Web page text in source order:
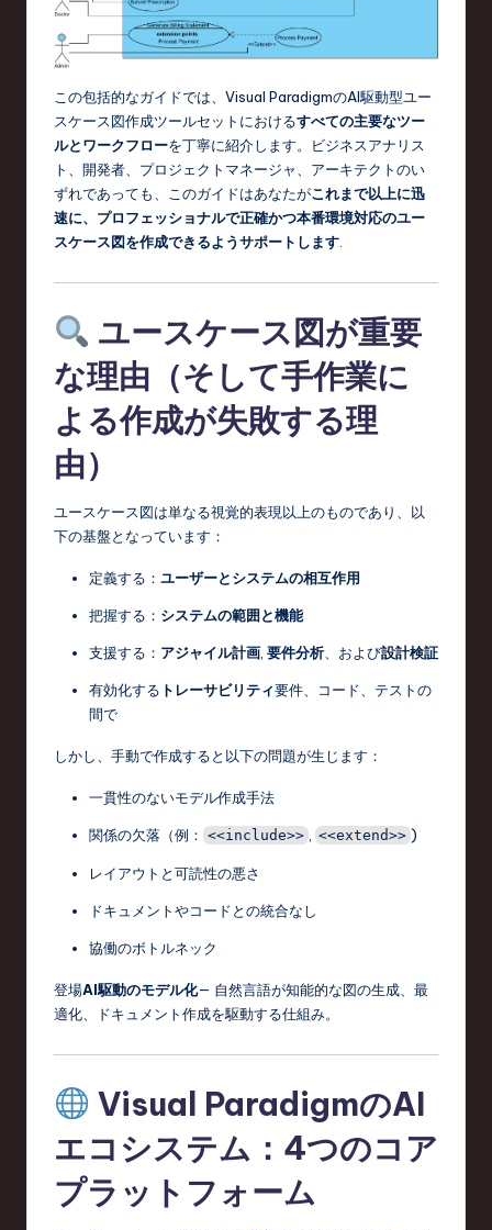
この包括的なガイドでは、Visual ParadigmのAI駆動型ユー
スケース図作成ツールセットにおけるすべての主要なツー
ルとワークフローを丁寧に紹介します。ビジネスアナリス
ト、開発者、プロジェクトマネージャ、アーキテクトのい
ずれであっても、このガイドはあなたがこれまで以上に迅
速に、プロフェッショナルで正確かつ本番環境対応のユー
スケース図を作成できるようサポートします
ユースケース図が重要
な理由（そして手作業に
よる作成が失敗する理
由）
ユースケース図は単なる視覚的表現以上のものであり、以
下の基盤となっています：
定義する： ユーザーとシステムの相互作用
把握する： システムの範囲と機能
支援する： アジャイル計画 要件分析 、および設計検証
有効化する トレーサビリティ要件、コード、テストの
間で
しかし、手動で作成すると以下の問題が生じます：
一貫性のないモデル作成手法
関係の欠落（例： <<include>> , <<extend>> )
レイアウトと可読性の悪さ
ドキュメントやコードとの統合なし
協働のボトルネック
登場AI駆動のモデル化— 自然言語が知能的な図の生成、最
適化、ドキュメント作成を駆動する仕組み。
Visual ParadigmのAI
エコシステム：4つのコア
プラットフォーム